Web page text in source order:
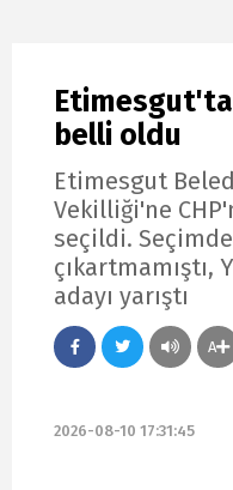
belli oldu
Etimesgut
Vekilliği'ne
seçildi.
çıkartmamıştı,
adayı yarıştı
A
2026-08-10 17:31:45